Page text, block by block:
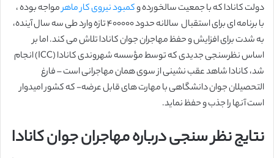
دولت کانادا که با جمعیت سالخورده وکمبود نیروی کار ماهرمواجه بوده ،
با برنامه ای برای استقبال سالانه حدود 400000 تازه وارد طی سه سال آینده،
به شدت برای افزایش و حفظ مهاجران جوان کانادا تلاش می کند. اما بر
اساس نظرسنجی جدیدی که توسط مؤسسه شهروندی کانادا (ICC) انجام
شد، کانادا شاهد عقب نشینی از سوی همان مهاجرانی است – فارغ
التحصیلان جوان دانشگاهی با مهارت های قابل عرضه- که کشور امیدوار
است آنها را جذب و حفظ نماید.
نتایج نظر سنجی درباره مهاجران جوان کانادا